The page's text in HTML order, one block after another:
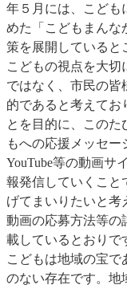
年５月には、こども
めた「こどもまんな
策を展開していると
こどもの視点を大切
ではなく、市民の皆
的であると考えてお
とを目的に、この
もへの応援メッセー
YouTube等の動画サ
報発信していくこと
げてまいりたいと考
動画の応募方法等の
載しているとおりで
こどもは地域の宝で
のない存在です。地